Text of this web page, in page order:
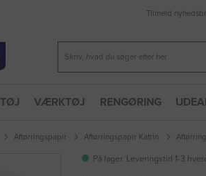
Tilmeld
TØJ VÆRKTØJ RENGØRING
Aftørringspapir Aftørringspapir Katrin
På lager. Leveringstid 1-3